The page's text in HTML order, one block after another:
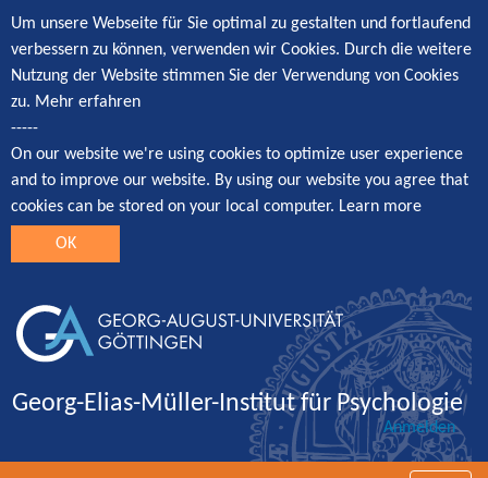
Um unsere Webseite für Sie optimal zu gestalten und fortlaufend
verbessern zu können, verwenden wir Cookies. Durch die weitere
Nutzung der Website stimmen Sie der Verwendung von Cookies
zu. Mehr erfahren
-----
On our website we're using cookies to optimize user experience
and to improve our website. By using our website you agree that
cookies can be stored on your local computer. Learn more
OK
Georg-Elias-Müller-Institut für Psychologie
Anmelden